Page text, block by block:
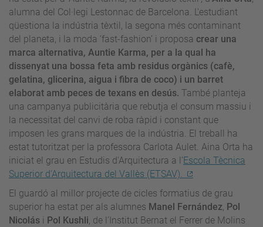
alumna del Col·legi Lestonnac de Barcelona. L'estudiant
qüestiona la indústria tèxtil, la segona més contaminant
del planeta, i la moda ‘fast-fashion’ i proposa crear una
marca alternativa, Auntie Karma, per a la qual ha
dissenyat una bossa feta amb residus orgànics (cafè,
gelatina, glicerina, aigua i fibra de coco) i un barret
elaborat amb peces de texans en desús. També planteja
una campanya publicitària que rebutja el consum massiu i
la necessitat del canvi de roba ràpid i constant que
imposen les grans marques de la indústria. El treball ha
estat tutoritzat per la professora Carlota Aulet. Aina Orta ha
iniciat el grau en Estudis d'Arquitectura a l’Escola Tècnica
Superior d'Arquitectura del Vallès (ETSAV).
El guardó al millor projecte de cicles formatius de grau
superior ha estat per als alumnes Manel Fernández, Pol
Nicolás i Pol Kushli, de l’Institut Bernat el Ferrer de Molins